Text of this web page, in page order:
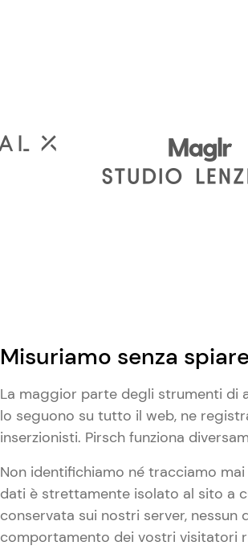
Misuriamo senza
La maggior parte degli strumenti di
lo seguono su tutto il web, ne
inserzionisti. Pirsch funziona
Non identifichiamo né tracciamo
dati è strettamente isolato al sito a
conservata sui nostri server,
comportamento dei vostri visitatori